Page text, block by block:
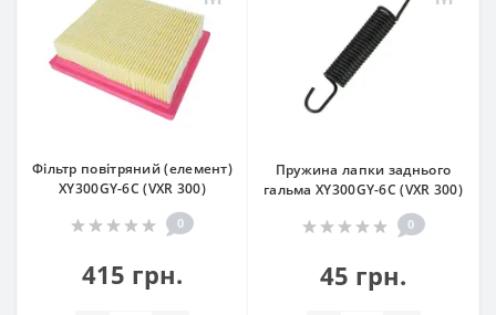
Фільтр повітряний (елемент)
XY300GY-6C (VXR 300)
0
415 грн.
Пружина лапки заднього
гальма XY300GY-6C (VXR 300)
0
45 грн.